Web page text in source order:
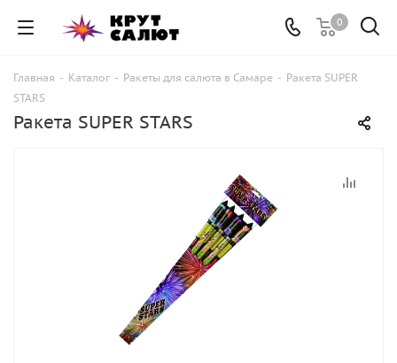
0
Главная - Каталог - Ракеты для салюта в Самаре - Ракета SUPER
STARS
Ракета SUPER STARS